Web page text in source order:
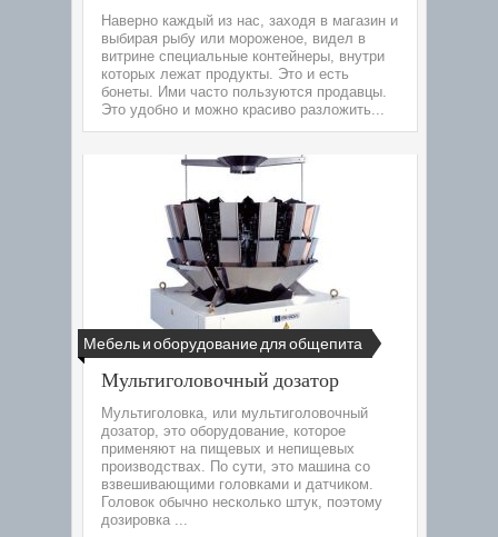
Наверно каждый из нас, заходя в магазин и
выбирая рыбу или мороженое, видел в
витрине специальные контейнеры, внутри
которых лежат продукты. Это и есть
бонеты. Ими часто пользуются продавцы.
Это удобно и можно красиво разложить...
Мебель и оборудование для общепита
Мультиголовочный дозатор
Мультиголовка, или мультиголовочный
дозатор, это оборудование, которое
применяют на пищевых и непищевых
производствах. По сути, это машина со
взвешивающими головками и датчиком.
Головок обычно несколько штук, поэтому
дозировка ...